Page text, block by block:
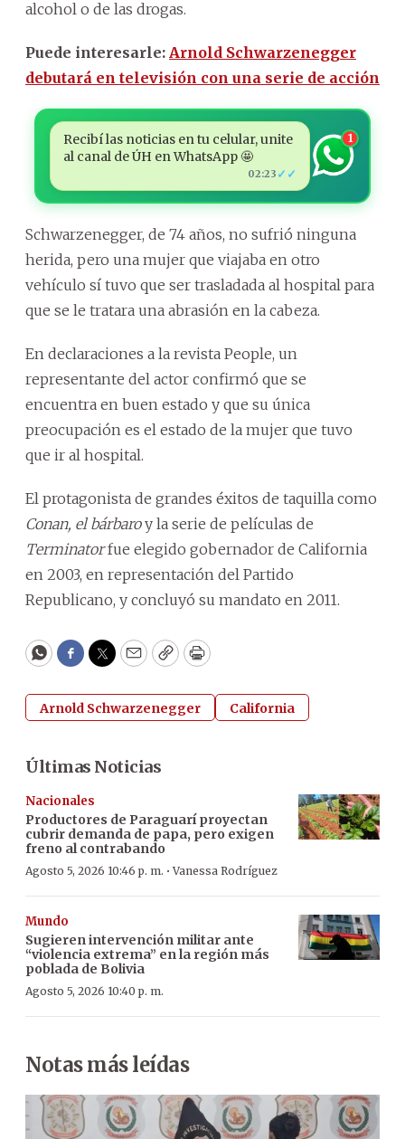
alcohol o de las drogas.
Puede interesarle: Arnold Schwarzenegger
debutará en televisión con una serie de acción
Recibí las noticias en tu celular, unite
al canal de ÚH en WhatsApp 🤩
02:23 ✓✓
1
Schwarzenegger, de 74 años, no sufrió ninguna
herida, pero una mujer que viajaba en otro
vehículo sí tuvo que ser trasladada al hospital para
que se le tratara una abrasión en la cabeza.
En declaraciones a la revista People, un
representante del actor confirmó que se
encuentra en buen estado y que su única
preocupación es el estado de la mujer que tuvo
que ir al hospital.
El protagonista de grandes éxitos de taquilla como
Conan, el bárbaroy la serie de películas de
Terminatorfue elegido gobernador de California
en 2003, en representación del Partido
Republicano, y concluyó su mandato en 2011.
WhatsApp
Facebook
Twitter
EmailCopyPrint
Arnold Schwarzenegger California
Últimas Noticias
Nacionales
Productores de Paraguarí proyectan
cubrir demanda de papa, pero exigen
freno al contrabando
Agosto 5, 2026 10:46 p. m. ·Vanessa Rodríguez
Mundo
Sugieren intervención militar ante
“violencia extrema” en la región más
poblada de Bolivia
Agosto 5, 2026 10:40 p. m.
Notas más leídas